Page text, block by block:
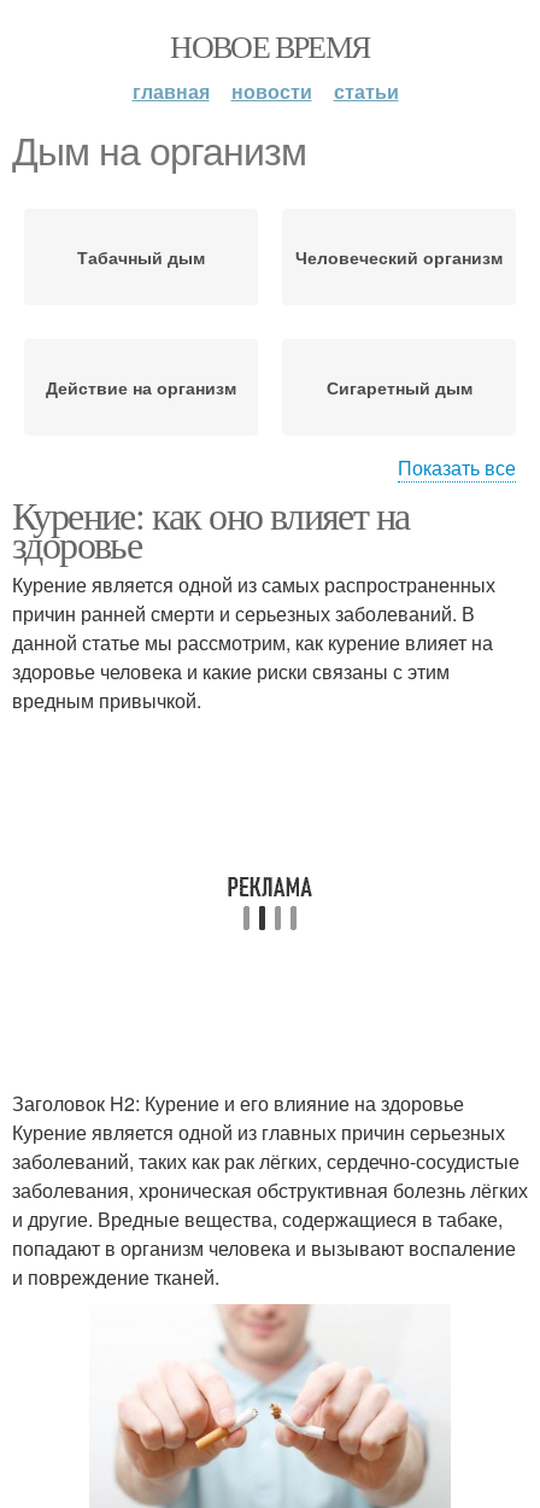
НОВОЕ ВРЕМЯ
главная новости статьи
Дым на организм
Табачный дым Человеческий организм
Действие на организм Сигаретный дым
Дым от сигарет
Показать все
Курение: как оно влияет на
здоровье
Курение является одной из самых распространенных
причин ранней смерти и серьезных заболеваний. В
данной статье мы рассмотрим, как курение влияет на
здоровье человека и какие риски связаны с этим
вредным привычкой.
Заголовок H2: Курение и его влияние на здоровье
Курение является одной из главных причин серьезных
заболеваний, таких как рак лёгких, сердечно-сосудистые
заболевания, хроническая обструктивная болезнь лёгких
и другие. Вредные вещества, содержащиеся в табаке,
попадают в организм человека и вызывают воспаление
и повреждение тканей.